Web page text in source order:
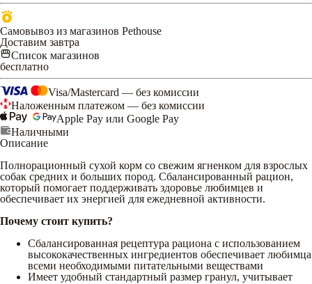
Самовывоз из магазинов Pethouse
Доставим завтра
Список магазинов
бесплатно
Visa/Mastercard — без комиссии
Наложенным платежом — без комиссии
Apple Pay или Google Pay
Наличными
Описание
Полнорационный сухой корм со свежим ягненком для взрослых
собак средних и больших пород. Сбалансированный рацион,
который помогает поддерживать здоровье любимцев и
обеспечивает их энергией для ежедневной активности.
Почему стоит купить?
Сбалансированная рецептура рациона с использованием
высококачественных ингредиентов обеспечивает любимца
всеми необходимыми питательными веществами
Имеет удобный стандартный размер гранул, учитывает